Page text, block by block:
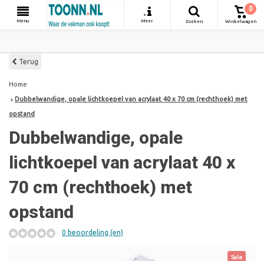
Menu
+
Meer
Zoeken
0
Winkelwagen
Terug
Home
Dubbelwandige, opale lichtkoepel van acrylaat 40 x 70 cm (rechthoek) met
opstand
Dubbelwandige, opale
lichtkoepel van acrylaat 40 x
70 cm (rechthoek) met
opstand
0 beoordeling (en)
Sale